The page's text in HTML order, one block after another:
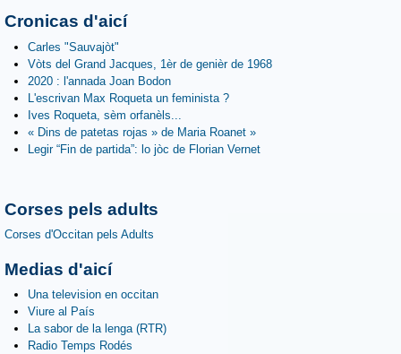
Cronicas d'aicí
Carles "Sauvajòt"
Vòts del Grand Jacques, 1èr de genièr de 1968
2020 : l'annada Joan Bodon
L'escrivan Max Roqueta un feminista ?
Ives Roqueta, sèm orfanèls...
« Dins de patetas rojas » de Maria Roanet »
Legir “Fin de partida”: lo jòc de Florian Vernet
Corses pels adults
Corses d'Occitan pels Adults
Medias d'aicí
Una television en occitan
Viure al País
La sabor de la lenga (RTR)
Radio Temps Rodés